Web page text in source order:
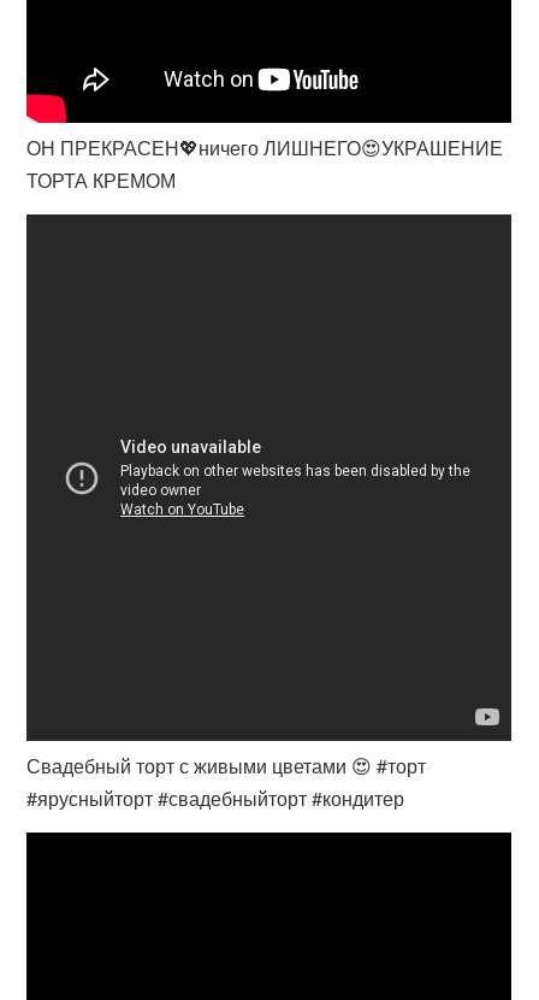
ОН ПРЕКРАСЕН💖ничего ЛИШНЕГО😍УКРАШЕНИЕ
ТОРТА КРЕМОМ
Свадебный торт с живыми цветами 😍 #торт
#ярусныйторт #свадебныйторт #кондитер